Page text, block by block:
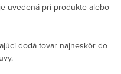
uvedená pri produkte alebo
dodá tovar najneskôr do